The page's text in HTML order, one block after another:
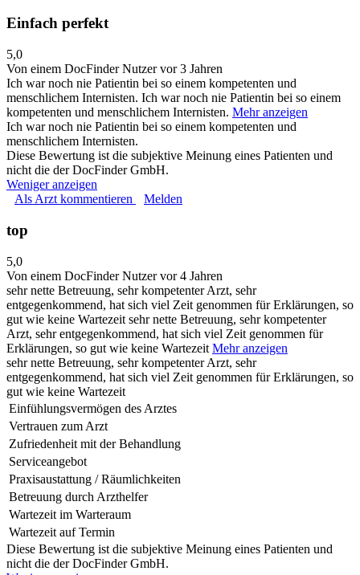
Einfach perfekt
5,0
Von einem DocFinder Nutzervor 3 Jahren
Ich war noch nie Patientin bei so einem kompetenten und
menschlichem Internisten. Ich war noch nie Patientin bei so einem
kompetenten und menschlichem Internisten. Mehr anzeigen
Ich war noch nie Patientin bei so einem kompetenten und
menschlichem Internisten.
Diese Bewertung ist die subjektive Meinung eines Patienten und
nicht die der DocFinder GmbH.
Weniger anzeigen
Als Arzt kommentieren
Melden
top
5,0
Von einem DocFinder Nutzervor 4 Jahren
sehr nette Betreuung, sehr kompetenter Arzt, sehr
entgegenkommend, hat sich viel Zeit genommen für Erklärungen, so
gut wie keine Wartezeit sehr nette Betreuung, sehr kompetenter
Arzt, sehr entgegenkommend, hat sich viel Zeit genommen für
Erklärungen, so gut wie keine Wartezeit Mehr anzeigen
sehr nette Betreuung, sehr kompetenter Arzt, sehr
entgegenkommend, hat sich viel Zeit genommen für Erklärungen, so
gut wie keine Wartezeit
Einfühlungsvermögen des Arztes
Vertrauen zum Arzt
Zufriedenheit mit der Behandlung
Serviceangebot
Praxisaustattung / Räumlichkeiten
Betreuung durch Arzthelfer
Wartezeit im Warteraum
Wartezeit auf Termin
Diese Bewertung ist die subjektive Meinung eines Patienten und
nicht die der DocFinder GmbH.